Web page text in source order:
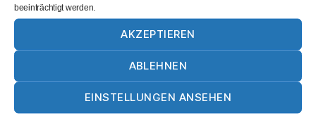
beeinträchtigt werden.
AKZEPTIEREN
ABLEHNEN
EINSTELLUNGEN ANSEHEN